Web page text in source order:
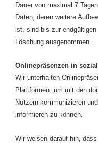
Dauer von maximal 7
Daten, deren weitere
ist, sind bis zur
Löschung ausgenommen.
Onlinepräsenzen in
Wir unterhalten
Plattformen, um mit den
Nutzern kommunizieren
informieren zu können.
Wir weisen darauf hin,